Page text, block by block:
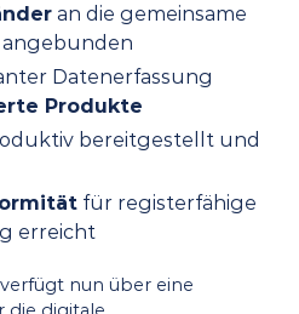
an die gemeinsame
Datenerfassung
Produkte
bereitgestellt und
für registerfähige
erreicht
nun über eine